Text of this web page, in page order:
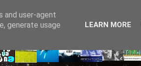
and user-agent
generate usage
LEARN MORE